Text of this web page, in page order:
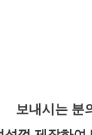
보내시는 분